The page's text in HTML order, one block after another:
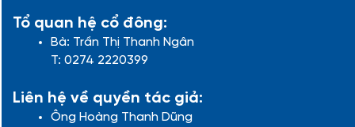
Tổ quan hệ cổ đông:
Bà: Trần Thị Thanh Ngân
T: 0274 2220399
Liên hệ về quyền tác giả:
Ông Hoàng Thanh Dũng